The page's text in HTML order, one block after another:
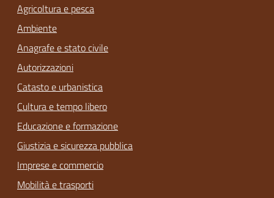
Agricoltura e pesca
Ambiente
Anagrafe e stato civile
Autorizzazioni
Catasto e urbanistica
Cultura e tempo libero
Educazione e formazione
Giustizia e sicurezza pubblica
Imprese e commercio
Mobilità e trasporti